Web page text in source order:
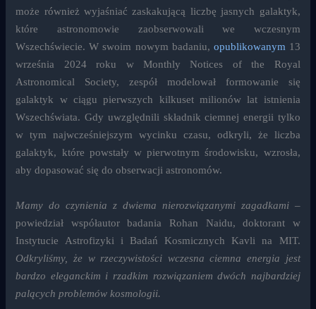
może również wyjaśniać zaskakującą liczbę jasnych galaktyk,
które astronomowie zaobserwowali we wczesnym
Wszechświecie. W swoim nowym badaniu, opublikowanym 13
września 2024 roku w Monthly Notices of the Royal
Astronomical Society, zespół modelował formowanie się
galaktyk w ciągu pierwszych kilkuset milionów lat istnienia
Wszechświata. Gdy uwzględnili składnik ciemnej energii tylko
w tym najwcześniejszym wycinku czasu, odkryli, że liczba
galaktyk, które powstały w pierwotnym środowisku, wzrosła,
aby dopasować się do obserwacji astronomów.
Mamy do czynienia z dwiema nierozwiązanymi zagadkami–
powiedział współautor badania Rohan Naidu, doktorant w
Instytucie Astrofizyki i Badań Kosmicznych Kavli na MIT.
Odkryliśmy, że w rzeczywistości wczesna ciemna energia jest
bardzo eleganckim i rzadkim rozwiązaniem dwóch najbardziej
palących problemów kosmologii.